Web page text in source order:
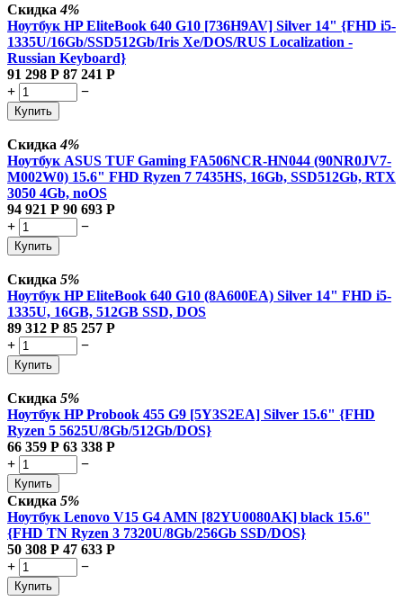
Скидка4%
Ноутбук HP EliteBook 640 G10 [736H9AV] Silver 14" {FHD i5-
1335U/16Gb/SSD512Gb/Iris Xe/DOS/RUS Localization -
Russian Keyboard}
91 298 Р 87 241 Р
+
−
Купить
Скидка4%
Ноутбук ASUS TUF Gaming FA506NCR-HN044 (90NR0JV7-
M002W0) 15.6" FHD Ryzen 7 7435HS, 16Gb, SSD512Gb, RTX
3050 4Gb, noOS
94 921 Р 90 693 Р
+
−
Купить
Скидка 5%
Ноутбук HP EliteBook 640 G10 (8A600EA) Silver 14" FHD i5-
1335U, 16GB, 512GB SSD, DOS
89 312 Р 85 257 Р
+
−
Купить
Скидка 5%
Ноутбук HP Probook 455 G9 [5Y3S2EA] Silver 15.6" {FHD
Ryzen 5 5625U/8Gb/512Gb/DOS}
66 359 Р 63 338 Р
+
−
Купить
Скидка 5%
Ноутбук Lenovo V15 G4 AMN [82YU0080AK] black 15.6"
{FHD TN Ryzen 3 7320U/8Gb/256Gb SSD/DOS}
50 308 Р 47 633 Р
+
−
Купить